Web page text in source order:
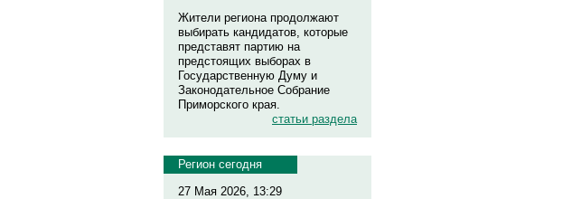
Жители региона продолжают
выбирать кандидатов, которые
представят партию на
предстоящих выборах в
Государственную Думу и
Законодательное Собрание
Приморского края.
статьи раздела
Регион сегодня
27 Мая 2026, 13:29